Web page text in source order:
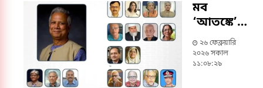
মব
‘আতঙ্কে’
সাবেক
উপদেষ্টারা,
ছাড়তে
২৬ ফেব্রুয়ারি
২০২৬ সকাল
১১:০৮:২৯